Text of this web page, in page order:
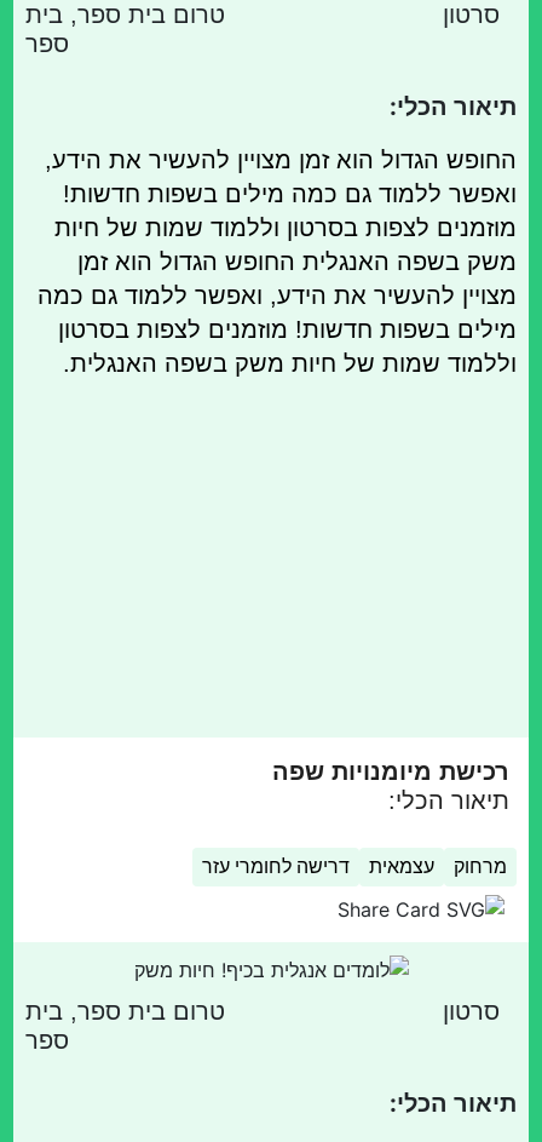
סרטון
טרום בית ספר, בית
ספר
תיאור הכלי:
החופש הגדול הוא זמן מצויין להעשיר את הידע,
ואפשר ללמוד גם כמה מילים בשפות חדשות!
מוזמנים לצפות בסרטון וללמוד שמות של חיות
משק בשפה האנגלית החופש הגדול הוא זמן
מצויין להעשיר את הידע, ואפשר ללמוד גם כמה
מילים בשפות חדשות! מוזמנים לצפות בסרטון
וללמוד שמות של חיות משק בשפה האנגלית.
רכישת מיומנויות שפה
תיאור הכלי:
מרחוק עצמאית דרישה לחומרי עזר
סרטון
טרום בית ספר, בית
ספר
תיאור הכלי: